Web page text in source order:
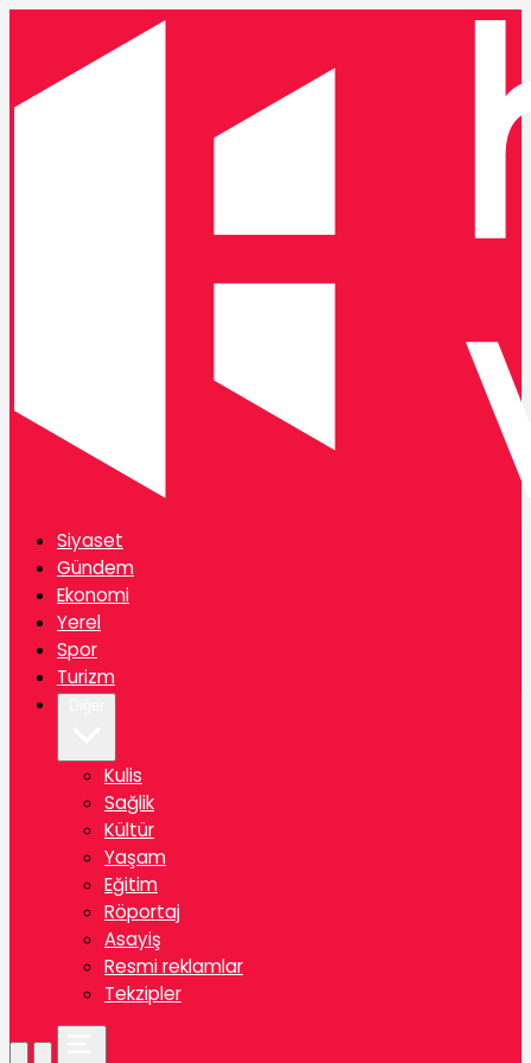
Siyaset
Gündem
Ekonomi
Yerel
Spor
Turizm
Kulis
Sağlik
Kültür
Yaşam
Eğitim
Röportaj
Asayiş
Resmi reklamlar
Tekzipler